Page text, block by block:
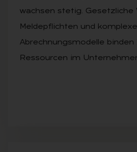
wachsen stetig. Gesetzliche
Meldepflichten und komplexe
Abrechnungsmodelle binden
Ressourcen im